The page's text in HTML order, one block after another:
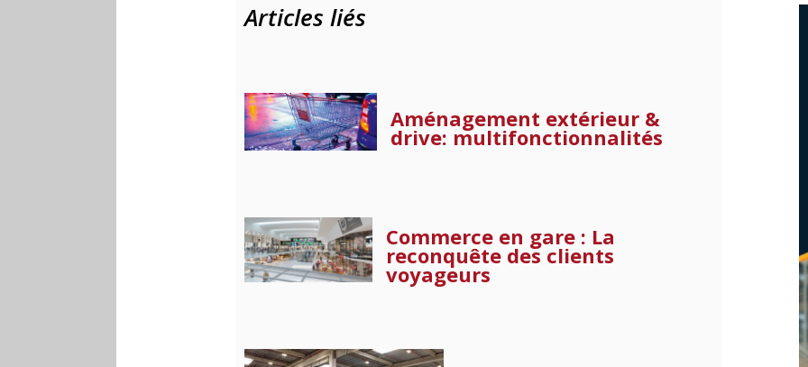
Articles liés
Aménagement extérieur &
drive: multifonctionnalités
Commerce en gare : La
reconquête des clients
voyageurs